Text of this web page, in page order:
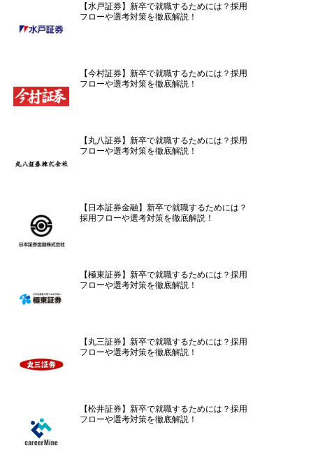
【水戸証券】新卒で就職するためには？採用
フローや選考対策を徹底解説！
【今村証券】新卒で就職するためには？採用
フローや選考対策を徹底解説！
【丸八証券】新卒で就職するためには？採用
フローや選考対策を徹底解説！
【日本証券金融】新卒で就職するためには？
採用フローや選考対策を徹底解説！
【極東証券】新卒で就職するためには？採用
フローや選考対策を徹底解説！
【丸三証券】新卒で就職するためには？採用
フローや選考対策を徹底解説！
【松井証券】新卒で就職するためには？採用
フローや選考対策を徹底解説！